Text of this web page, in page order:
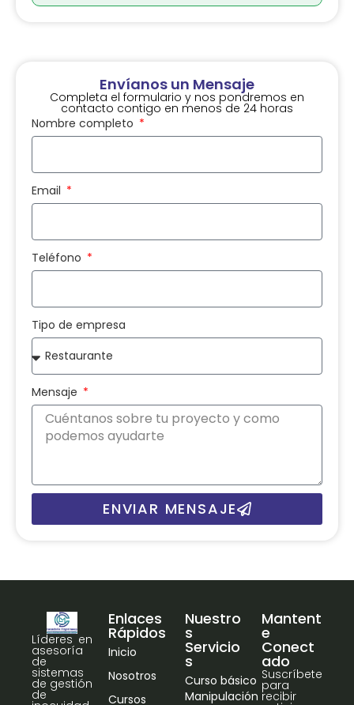
Envíanos un Mensaje
Completa el formulario y nos pondremos en
contacto contigo en menos de 24 horas
Nombre completo
Email
Teléfono
Tipo de empresa
Mensaje
ENVIAR MENSAJE
Líderes en
asesoría
de
sistemas
de gestión
de
Enlaces
Rápidos
Inicio
Nosotros
Cursos
Nuestro
s
Servicio
s
Curso básico
Manipulación
Mantent
e
Conect
ado
Suscríbete
para
recibir